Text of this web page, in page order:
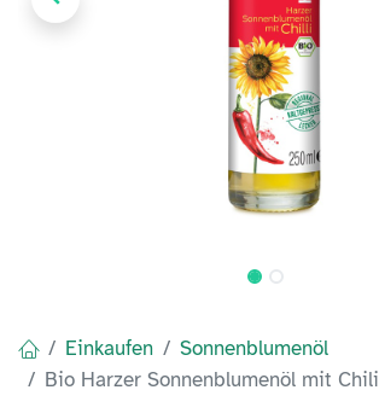
Einkaufen
Sonnenblumenöl
Bio Harzer Sonnenblumenöl mit Chili